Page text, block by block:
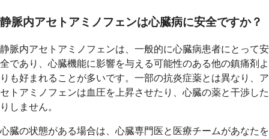
静脈内アセトアミノフェンは心臓病に安全ですか？
静脈内アセトアミノフェンは、一般的に心臓病患者にとって安
全であり、心臓機能に影響を与える可能性のある他の鎮痛剤よ
りも好まれることが多いです。一部の抗炎症薬とは異なり、ア
セトアミノフェンは血圧を上昇させたり、心臓の薬と干渉した
りしません。
心臓の状態がある場合は、心臓専門医と医療チームがあなたを